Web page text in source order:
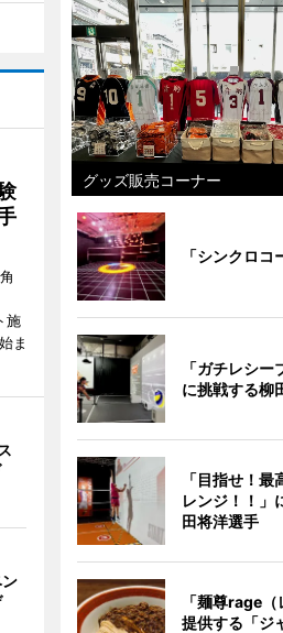
施
ま
グッズ販売コーナー
「シンクロコ
「ガチレシー
に挑戦する柳
「目指せ！最
レンジ！！」
田将洋選手
「麺尊rage
提供する「ジ